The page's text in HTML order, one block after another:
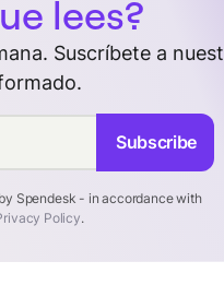
lees?
Suscríbete a
Spendesk - in accordance with
Policy.
Subscribe